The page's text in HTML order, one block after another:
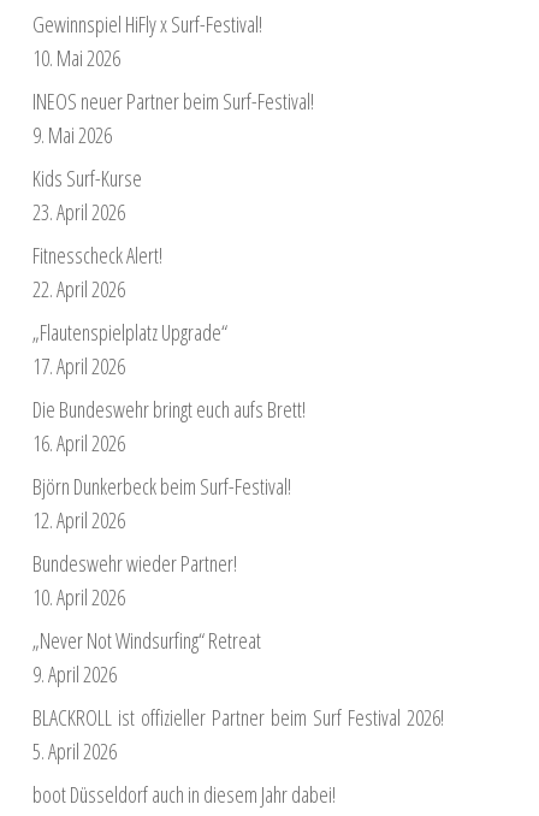
Gewinnspiel HiFly x Surf-Festival!
10. Mai 2026
INEOS neuer Partner beim Surf-Festival!
9. Mai 2026
Kids Surf-Kurse
23. April 2026
Fitnesscheck Alert!
22. April 2026
„Flautenspielplatz Upgrade“
17. April 2026
Die Bundeswehr bringt euch aufs Brett!
16. April 2026
Björn Dunkerbeck beim Surf-Festival!
12. April 2026
Bundeswehr wieder Partner!
10. April 2026
„Never Not Windsurfing“ Retreat
9. April 2026
BLACKROLL ist offizieller Partner beim Surf Festival 2026!
5. April 2026
boot Düsseldorf auch in diesem Jahr dabei!